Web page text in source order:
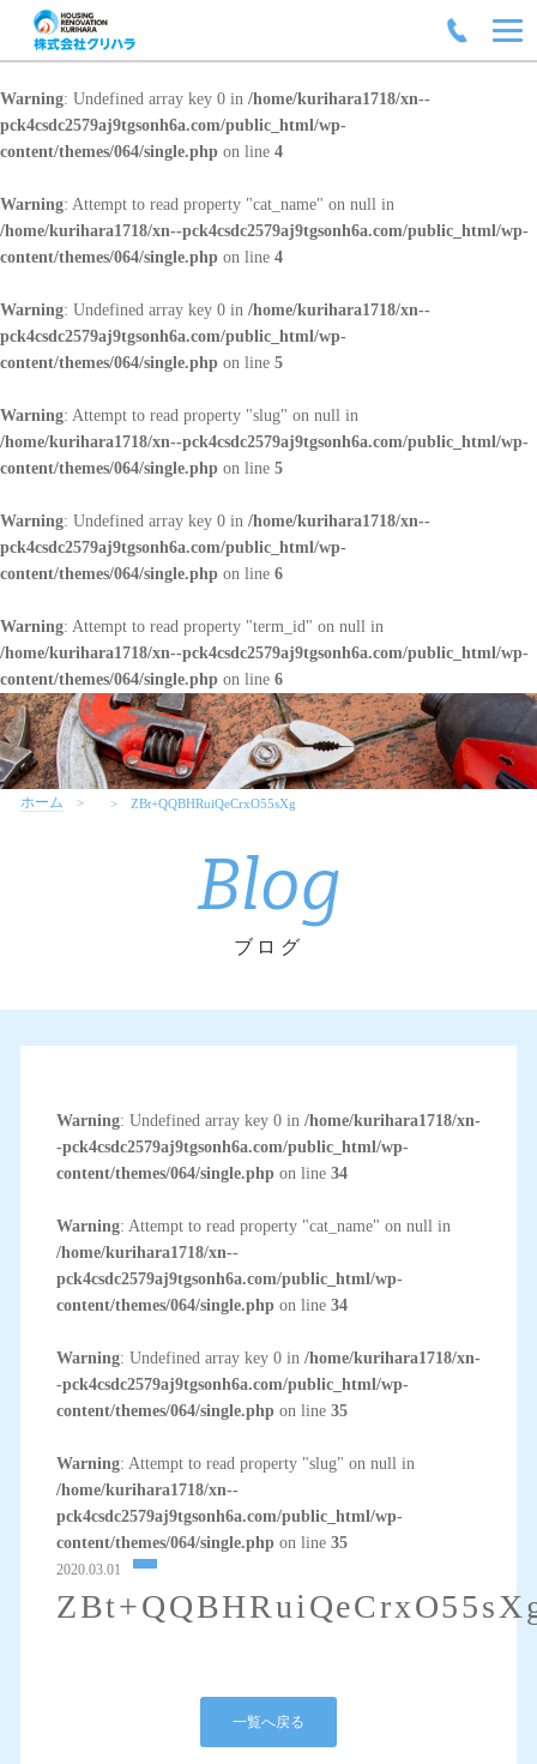
Warning: Undefined array key 0 in /home/kurihara1718/xn--
pck4csdc2579aj9tgsonh6a.com/public_html/wp-
content/themes/064/single.php on line 4
Warning: Attempt to read property "cat_name" on null in
/home/kurihara1718/xn--pck4csdc2579aj9tgsonh6a.com/public_html/wp-
content/themes/064/single.php on line 4
Warning: Undefined array key 0 in /home/kurihara1718/xn--
pck4csdc2579aj9tgsonh6a.com/public_html/wp-
content/themes/064/single.php on line 5
Warning: Attempt to read property "slug" on null in
/home/kurihara1718/xn--pck4csdc2579aj9tgsonh6a.com/public_html/wp-
content/themes/064/single.php on line 5
Warning: Undefined array key 0 in /home/kurihara1718/xn--
pck4csdc2579aj9tgsonh6a.com/public_html/wp-
content/themes/064/single.php on line 6
Warning: Attempt to read property "term_id" on null in
/home/kurihara1718/xn--pck4csdc2579aj9tgsonh6a.com/public_html/wp-
content/themes/064/single.php on line 6
ホーム ZBt+QQBHRuiQeCrxO55sXg
Blog
ブログ
Warning: Undefined array key 0 in /home/kurihara1718/xn-
-pck4csdc2579aj9tgsonh6a.com/public_html/wp-
content/themes/064/single.phpon line 34
Warning: Attempt to read property "cat_name" on null in
/home/kurihara1718/xn--
pck4csdc2579aj9tgsonh6a.com/public_html/wp-
content/themes/064/single.phpon line 34
Warning: Undefined array key 0 in /home/kurihara1718/xn-
-pck4csdc2579aj9tgsonh6a.com/public_html/wp-
content/themes/064/single.phpon line 35
Warning: Attempt to read property "slug" on null in
/home/kurihara1718/xn--
pck4csdc2579aj9tgsonh6a.com/public_html/wp-
content/themes/064/single.phpon line 35
2020.03.01
一覧へ戻る